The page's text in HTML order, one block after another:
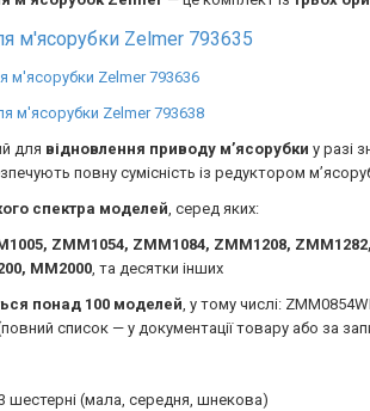
м'ясорубки Zelmer 793635
м'ясорубки Zelmer 793636
м'ясорубки Zelmer 793638
для відновлення приводу м’ясорубки у разі
повну сумісність із редуктором
спектра моделей, серед яких:
ZMM1054, ZMM1084, ZMM1208,
MM2000, та десятки інших
понад 100 моделей, у тому числі:
список — у документації товару або за
шестерні (мала, середня, шнекова)